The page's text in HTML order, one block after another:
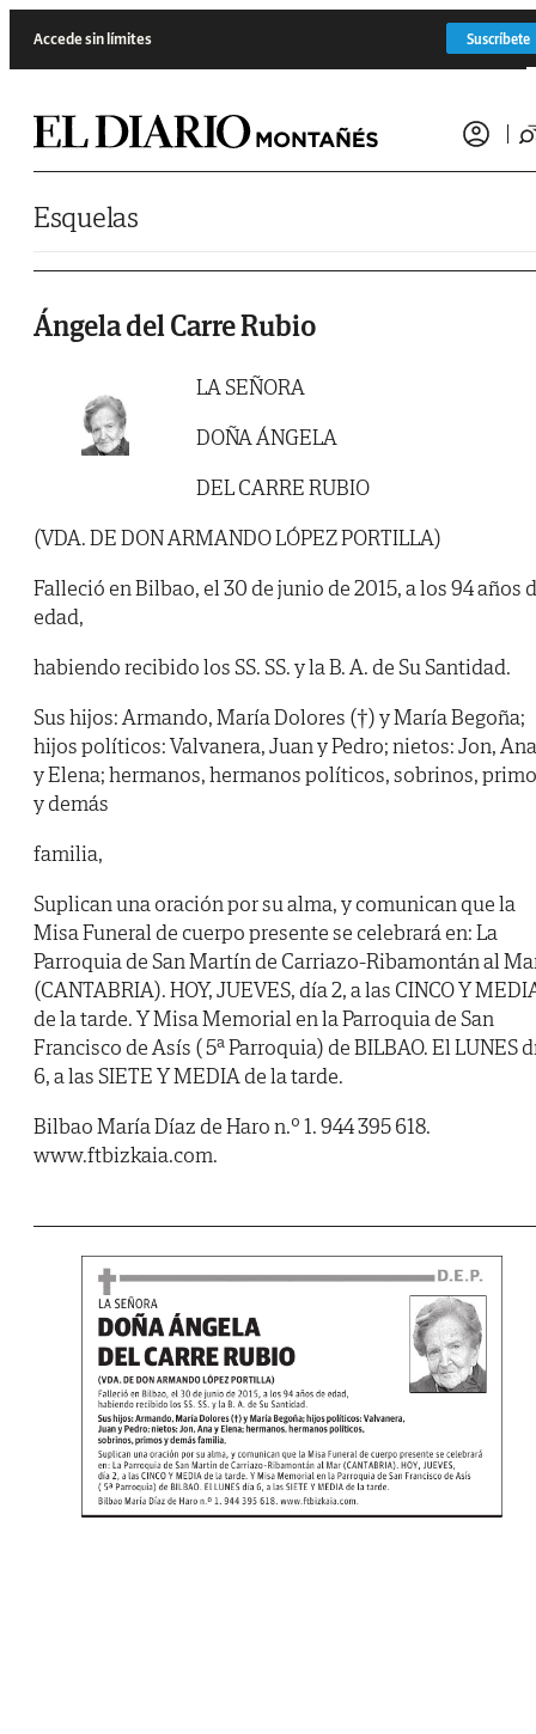
Accede sin límites Suscríbete
Esquelas
Ángela del Carre Rubio
LA SEÑORA
DOÑA ÁNGELA
DEL CARRE RUBIO
(VDA. DE DON ARMANDO LÓPEZ PORTILLA)
Falleció en Bilbao, el 30 de junio de 2015, a los 94 años
edad,
habiendo recibido los SS. SS. y la B. A. de Su Santidad.
Sus hijos: Armando, María Dolores (†) y María Begoña;
hijos políticos: Valvanera, Juan y Pedro; nietos: Jon, Ana
y Elena; hermanos, hermanos políticos, sobrinos,
y demás
familia,
Suplican una oración por su alma, y comunican que la
Misa Funeral de cuerpo presente se celebrará en: La
Parroquia de San Martín de Carriazo-Ribamontán al
(CANTABRIA). HOY, JUEVES, día 2, a las CINCO Y
de la tarde. Y Misa Memorial en la Parroquia de San
Francisco de Asís ( 5ª Parroquia) de BILBAO. El LUNES
6, a las SIETE Y MEDIA de la tarde.
Bilbao María Díaz de Haro n.º 1. 944 395 618.
www.ftbizkaia.com.